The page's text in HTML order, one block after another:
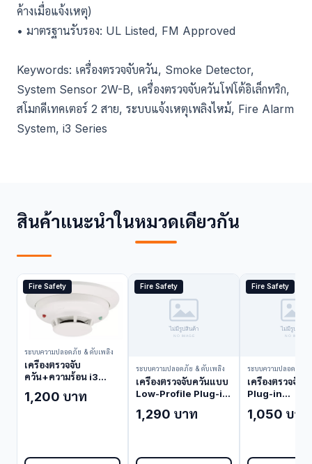
ค้างเมื่อแจ้งเหตุ)
• มาตรฐานรับรอง: UL Listed, FM Approved
Keywords: เครื่องตรวจจับควัน, Smoke Detector,
System Sensor 2W-B, เครื่องตรวจจับควันโฟโต้อิเล็กทริก,
สโมกดีเทคเตอร์ 2 สาย, ระบบแจ้งเหตุเพลิงไหม้, Fire Alarm
System, i3 Series
สินค้าแนะนำในหมวดเดียวกัน
Fire Safety
ระบบความปลอดภัย & ดับเพลิง
เครื่องตรวจจับ
ควัน+ความร้อน i3
(Smoke/Heat
1,200 บาท
Fire Safety
ระบบความปลอดภัย & ดับเพลิง
เครื่องตรวจจับควันแบบ
Low-Profile Plug-in
Detector)
1,290 บาท
Fire Safety
ระบบความปลอดภัย &
เครื่องตรวจจับ
Plug-in
(Smoke
1,050 บาท